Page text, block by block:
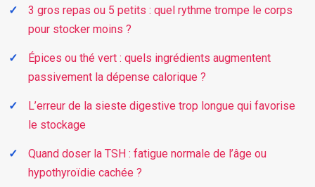
3 gros repas ou 5 petits : quel rythme trompe le corps
pour stocker moins ?
Épices ou thé vert : quels ingrédients augmentent
passivement la dépense calorique ?
L’erreur de la sieste digestive trop longue qui favorise
le stockage
Quand doser la TSH : fatigue normale de l’âge ou
hypothyroïdie cachée ?